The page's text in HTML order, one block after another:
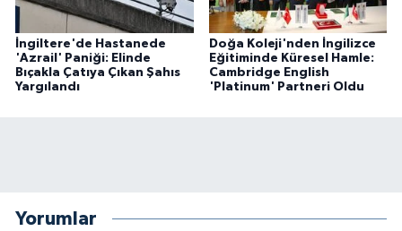
İngiltere'de Hastanede
'Azrail' Paniği: Elinde
Bıçakla Çatıya Çıkan Şahıs
Yargılandı
Doğa Koleji'nden İngilizce
Eğitiminde Küresel Hamle:
Cambridge English
'Platinum' Partneri Oldu
Yorumlar